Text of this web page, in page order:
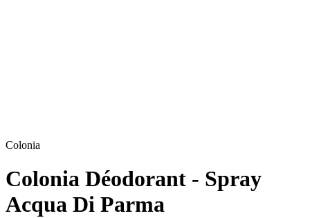
Colonia
Colonia Déodorant - Spray
Acqua Di Parma